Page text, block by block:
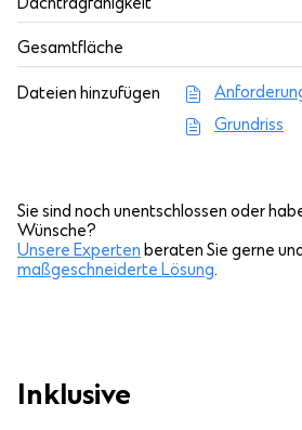
Gesamtfläche
Dateien hinzufügen
Grundriss
Sie sind noch unentschlossen oder
Wünsche?
Unsere Experten beraten Sie gerne
maßgeschneiderte Lösung.
Inklusive